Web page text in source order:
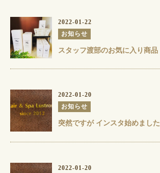
2022-01-22
お知らせ
スタッフ渡部のお気に入り商品
2022-01-20
お知らせ
突然ですが インスタ始めました
2022-01-20